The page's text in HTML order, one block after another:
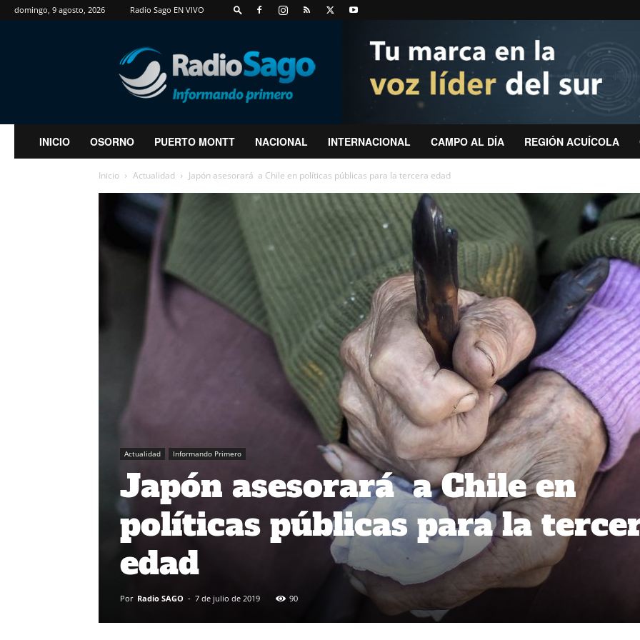
domingo, 9 agosto, 2026 Radio Sago EN VIVO
RadioSago
INICIO OSORNO PUERTO MONTT NACIONAL INTERNACIONAL CAMPO AL DÍA REGIÓN ACUÍCOLA
Inicio Actualidad Japón asesorará a Chile en políticas públicas para la tercera edad
Actualidad Informando Primero
Japón asesorará a Chile en
políticas públicas para la
edad
Por Radio SAGO - 7 de julio de 2019 90